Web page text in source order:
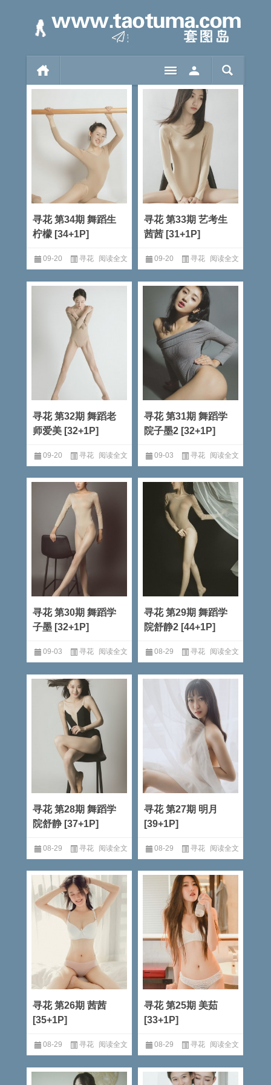
寻花 第34期 舞蹈生
柠檬 [34+1P]
09-20 寻花 阅读全文
寻花 第33期 艺考生
茜茜 [31+1P]
09-20 寻花 阅读全文
寻花 第32期 舞蹈老
师爱美 [32+1P]
09-20 寻花 阅读全文
寻花 第31期 舞蹈学
院子墨2 [32+1P]
09-03 寻花 阅读全文
寻花 第30期 舞蹈学
子墨 [32+1P]
09-03 寻花 阅读全文
寻花 第29期 舞蹈学
院舒静2 [44+1P]
08-29 寻花 阅读全文
寻花 第28期 舞蹈学
院舒静 [37+1P]
08-29 寻花 阅读全文
寻花 第27期 明月
[39+1P]
08-29 寻花 阅读全文
寻花 第26期 茜茜
[35+1P]
08-29 寻花 阅读全文
寻花 第25期 美茹
[33+1P]
08-29 寻花 阅读全文